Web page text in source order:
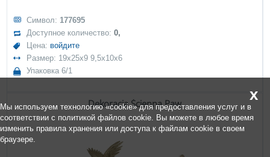
Символ: 177695
Доступное количество:0,
Цена: войдите
Размер: 19x25x9 9,5x10x6
Упаковка 6/1
Dekoracja Ścienna Paw x
Мы используем технологию «cookie» для предоставления услуг и в
соответствии с политикой файлов cookie. Вы можете в любое время
изменить правила хранения или доступа к файлам cookie в своем
браузере.